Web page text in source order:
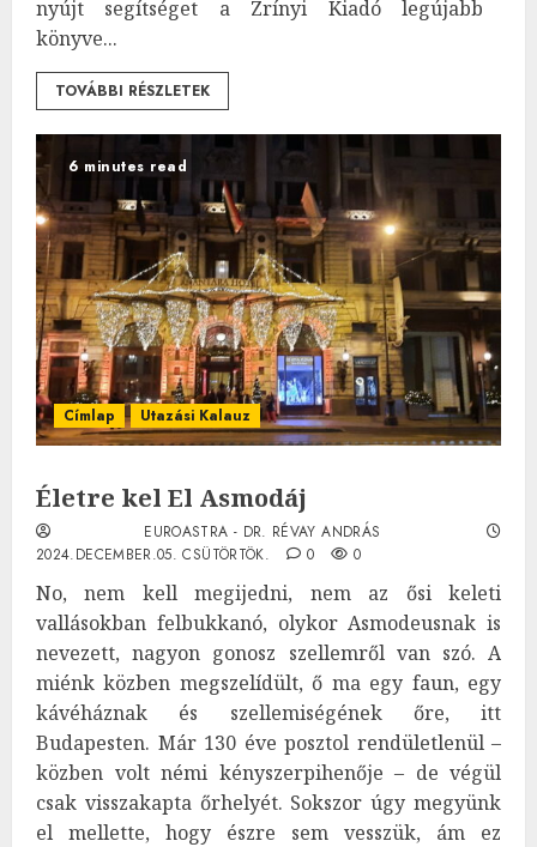
nyújt segítséget a Zrínyi Kiadó legújabb
könyve...
TOVÁBBI RÉSZLETEK
6 minutes read
Címlap Utazási Kalauz
Életre kel El Asmodáj
EUROASTRA - DR. RÉVAY ANDRÁS
2024.DECEMBER.05. CSÜTÖRTÖK.
0 0
No, nem kell megijedni, nem az ősi keleti
vallásokban felbukkanó, olykor Asmodeusnak is
nevezett, nagyon gonosz szellemről van szó. A
miénk közben megszelídült, ő ma egy faun, egy
kávéháznak és szellemiségének őre, itt
Budapesten. Már 130 éve posztol rendületlenül –
közben volt némi kényszerpihenője – de végül
csak visszakapta őrhelyét. Sokszor úgy megyünk
el mellette, hogy észre sem vesszük, ám ez